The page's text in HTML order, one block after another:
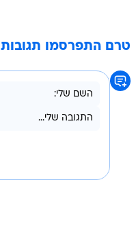
טרם התפרסמו תגובות